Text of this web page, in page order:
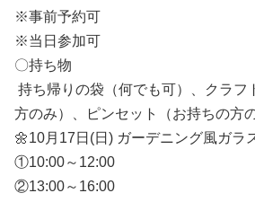
※事前予約可
※当日参加可
〇持ち物
持ち帰りの袋（何でも可）、クラフ
方のみ）、ピンセット（お持ちの方の
🌼10月17日(日) ガーデニング風ガラ
①10:00～12:00
②13:00～16:00